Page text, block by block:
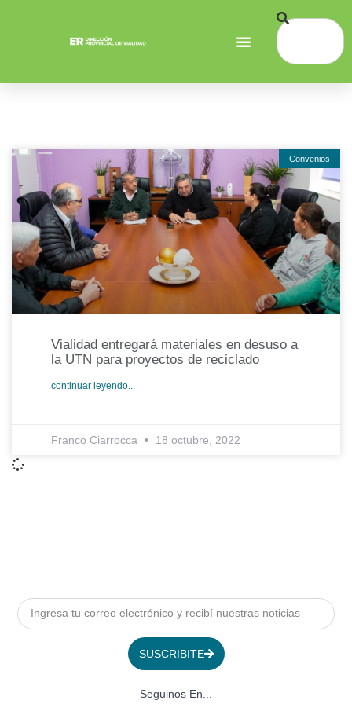
Convenios
Vialidad entregará materiales en desuso a
la UTN para proyectos de reciclado
continuar leyendo...
Franco Ciarrocca 18 octubre, 2022
SUSCRIBITE
Seguinos En...